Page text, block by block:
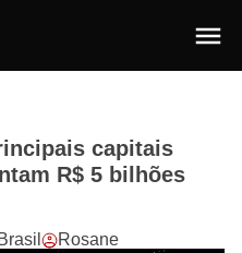
capitais
R$ 5 bilhões
Brasil Rosane